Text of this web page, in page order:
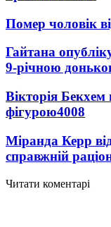
Помер чоловік
Гайтана
9-річною
Вікторія Бекхем
фігурою4008
Міранда Керр
справжній
Читати коментарі